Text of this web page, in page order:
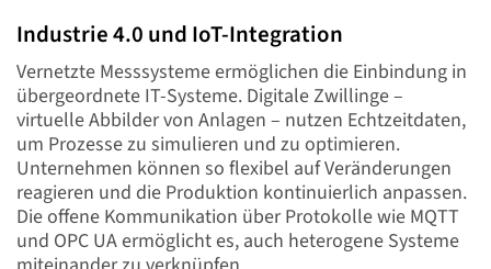
Industrie 4.0 und IoT-Integration
Vernetzte Messsysteme ermöglichen die Einbindung in
übergeordnete IT-Systeme. Digitale Zwillinge –
virtuelle Abbilder von Anlagen – nutzen Echtzeitdaten,
um Prozesse zu simulieren und zu optimieren.
Unternehmen können so flexibel auf Veränderungen
reagieren und die Produktion kontinuierlich anpassen.
Die offene Kommunikation über Protokolle wie MQTT
und OPC UA ermöglicht es, auch heterogene Systeme